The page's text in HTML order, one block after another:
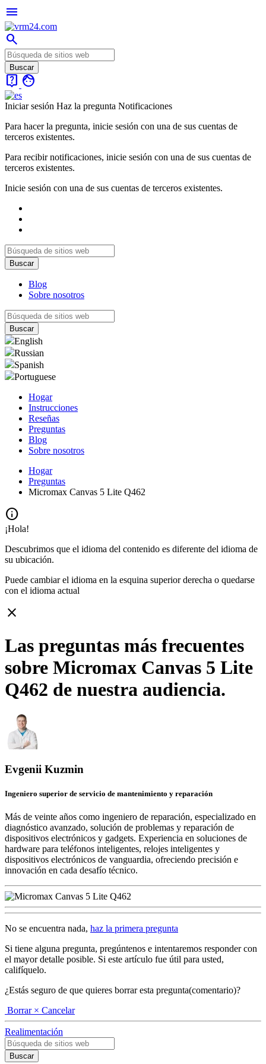
menu
search
live_help face
Iniciar sesión Haz la pregunta Notificaciones
Para hacer la pregunta, inicie sesión con una de sus cuentas de
terceros existentes.
Para recibir notificaciones, inicie sesión con una de sus cuentas de
terceros existentes.
Inicie sesión con una de sus cuentas de terceros existentes.
Blog
Sobre nosotros
English
Russian
Spanish
Portuguese
Hogar
Instrucciones
Reseñas
Preguntas
Blog
Sobre nosotros
Hogar
Preguntas
Micromax Canvas 5 Lite Q462
info
¡Hola!
Descubrimos que el idioma del contenido es diferente del idioma de
su ubicación.
Puede cambiar el idioma en la esquina superior derecha o quedarse
con el idioma actual
close
Las preguntas más frecuentes
sobre Micromax Canvas 5 Lite
Q462 de nuestra audiencia.
Evgenii Kuzmin
Ingeniero superior de servicio de mantenimiento y reparación
Más de veinte años como ingeniero de reparación, especializado en
diagnóstico avanzado, solución de problemas y reparación de
dispositivos electrónicos y gadgets. Experiencia en soluciones de
hardware para teléfonos inteligentes, relojes inteligentes y
dispositivos electrónicos de vanguardia, ofreciendo precisión e
innovación en cada desafío técnico.
No se encuentra nada, haz la primera pregunta
Si tiene alguna pregunta, pregúntenos e intentaremos responder con
el mayor detalle posible. Si este artículo fue útil para usted,
califíquelo.
¿Estás seguro de que quieres borrar esta pregunta(comentario)?
Borrar × Cancelar
Realimentación